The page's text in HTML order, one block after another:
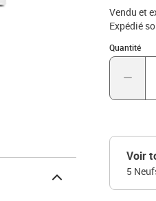
Vendu et
Expédié
Quantité
Quantité : 1
Voir
5